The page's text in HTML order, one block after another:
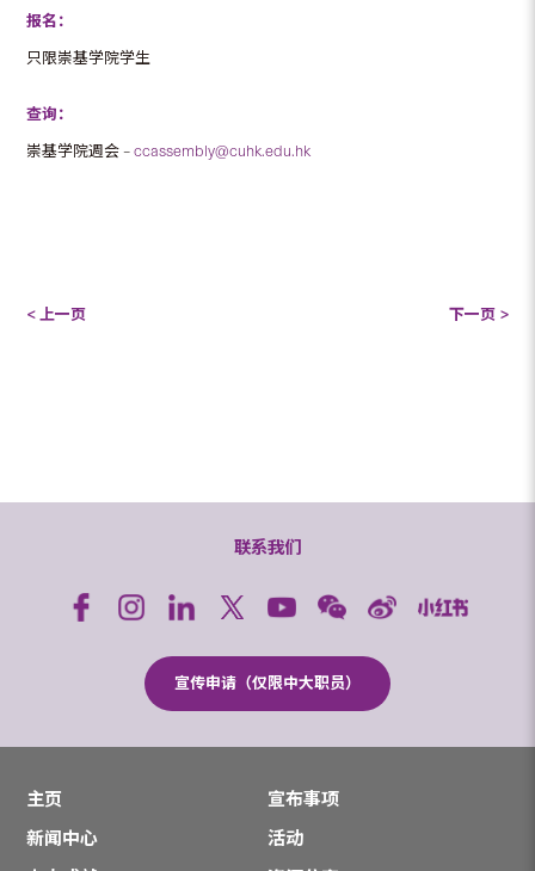
报名：
只限崇基学院学生
查询：
崇基学院週会 –ccassembly@cuhk.edu.hk
< 上一页 下一页 >
联系我们
宣传申请（仅限中大职员）
主页
宣布事项
新闻中心
活动